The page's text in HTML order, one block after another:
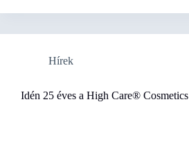
Hírek
Idén 25 éves a High Care® Cosmetics